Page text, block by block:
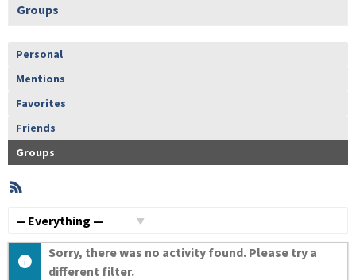
Groups
Personal
Mentions
Favorites
Friends
Groups
Member
Activities
Sorry, there was no activity found. Please try a
different filter.